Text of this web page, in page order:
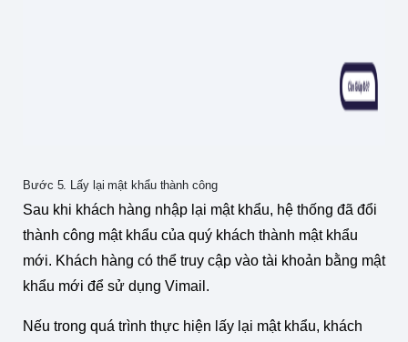
Bước 5. Lấy lại mật khẩu thành công
Sau khi khách hàng nhập lại mật khẩu, hệ thống đã đổi
thành công mật khẩu của quý khách thành mật khẩu
mới. Khách hàng có thể truy cập vào tài khoản bằng mật
khẩu mới để sử dụng Vimail.
Nếu trong quá trình thực hiện lấy lại mật khẩu, khách